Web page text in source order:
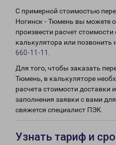
С примерной стоимостью
Ногинск - Тюмень вы можете
произвести расчет
калькулятора или позвонить
660-11-11
Для того, чтобы заказать
Тюмень, в калькуляторе
расчета стоимости доставки
заполнения заявки с вами
свяжется специалист ПЭК.
Узнать тариф и